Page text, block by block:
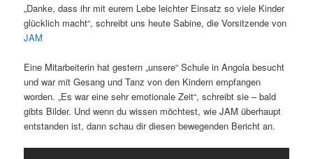
„Danke, dass ihr mit eurem Lebe leichter Einsatz so viele Kinder
glücklich macht“, schreibt uns heute Sabine, die Vorsitzende von
JAM
Eine Mitarbeiterin hat gestern „unsere“ Schule in Angola besucht
und war mit Gesang und Tanz von den Kindern empfangen
worden. „Es war eine sehr emotionale Zeit“, schreibt sie – bald
gibts Bilder. Und wenn du wissen möchtest, wie JAM überhaupt
entstanden ist, dann schau dir diesen bewegenden Bericht an.